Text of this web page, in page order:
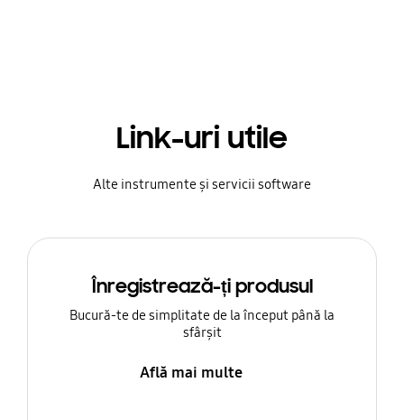
Link-uri utile
Alte instrumente și servicii software
Înregistrează-ți produsul
Bucură-te de simplitate de la început până la
sfârșit
Află mai multe